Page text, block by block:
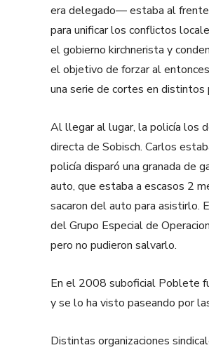
era delegado— estaba al frente
para unificar los conflictos
el gobierno kirchnerista y
el objetivo de forzar al
una serie de cortes en
Al llegar al lugar, la policía los
directa de Sobisch. Carlos
policía disparó una granada de
auto, que estaba a escasos 2
sacaron del auto para asistirlo.
del Grupo Especial de
pero no pudieron salvarlo.
En el 2008 suboficial Poblete
y se lo ha visto paseando por
Distintas organizaciones